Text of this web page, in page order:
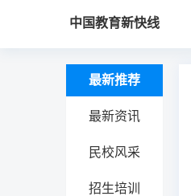
中国教育新快线
最新推荐
最新资讯
民校风采
招生培训